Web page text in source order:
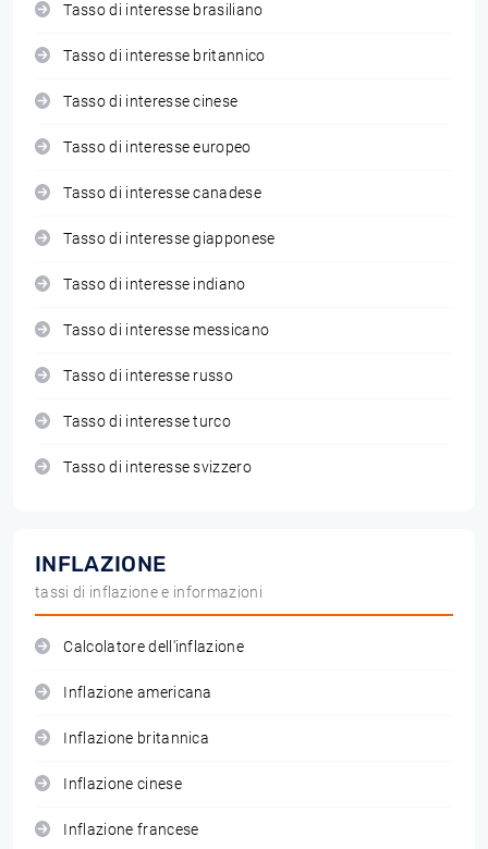
Tasso di interesse brasiliano
Tasso di interesse britannico
Tasso di interesse cinese
Tasso di interesse europeo
Tasso di interesse canadese
Tasso di interesse giapponese
Tasso di interesse indiano
Tasso di interesse messicano
Tasso di interesse russo
Tasso di interesse turco
Tasso di interesse svizzero
INFLAZIONE
tassi di inflazione e informazioni
Calcolatore dell'inflazione
Inflazione americana
Inflazione britannica
Inflazione cinese
Inflazione francese